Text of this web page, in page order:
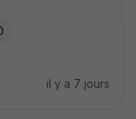
il y a 7 jours